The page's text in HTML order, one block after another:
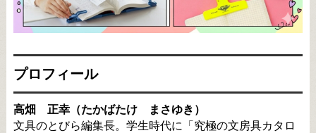
プロフィール
高畑 正幸（たかばたけ まさゆき）
文具のとびら編集長。学生時代に「究極の文房具カタロ